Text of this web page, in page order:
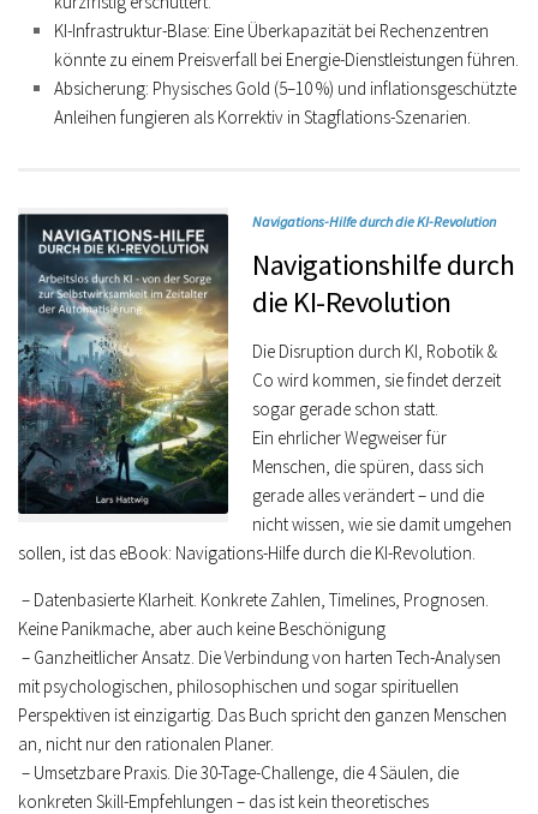
KI-Infrastruktur-Blase: Eine Überkapazität bei Rechenzentren
könnte zu einem Preisverfall bei Energie-Dienstleistungen führen.
Absicherung: Physisches Gold (5–10 %) und inflationsgeschützte
Anleihen fungieren als Korrektiv in Stagflations-Szenarien.
Navigations-Hilfe durch die KI-Revolution
Navigationshilfe durch
die KI-Revolution
Die Disruption durch KI, Robotik &
Co wird kommen, sie findet derzeit
sogar gerade schon statt.
Ein ehrlicher Wegweiser für
Menschen, die spüren, dass sich
gerade alles verändert – und die
nicht wissen, wie sie damit umgehen
sollen, ist das eBook: Navigations-Hilfe durch die KI-Revolution.
– Datenbasierte Klarheit. Konkrete Zahlen, Timelines, Prognosen.
Keine Panikmache, aber auch keine Beschönigung
– Ganzheitlicher Ansatz. Die Verbindung von harten Tech-Analysen
mit psychologischen, philosophischen und sogar spirituellen
Perspektiven ist einzigartig. Das Buch spricht den ganzen Menschen
an, nicht nur den rationalen Planer.
– Umsetzbare Praxis. Die 30-Tage-Challenge, die 4 Säulen, die
konkreten Skill-Empfehlungen – das ist kein theoretisches